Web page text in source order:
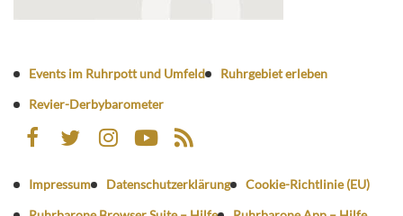
Events im Ruhrpott und Umfeld
Ruhrgebiet erleben
Revier-Derbybarometer
Impressum Datenschutzerklärung
Cookie-Richtlinie (EU)